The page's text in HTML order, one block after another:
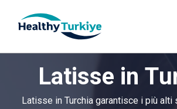
p
Latisse in
Latisse in Turchia garantisce i più alti